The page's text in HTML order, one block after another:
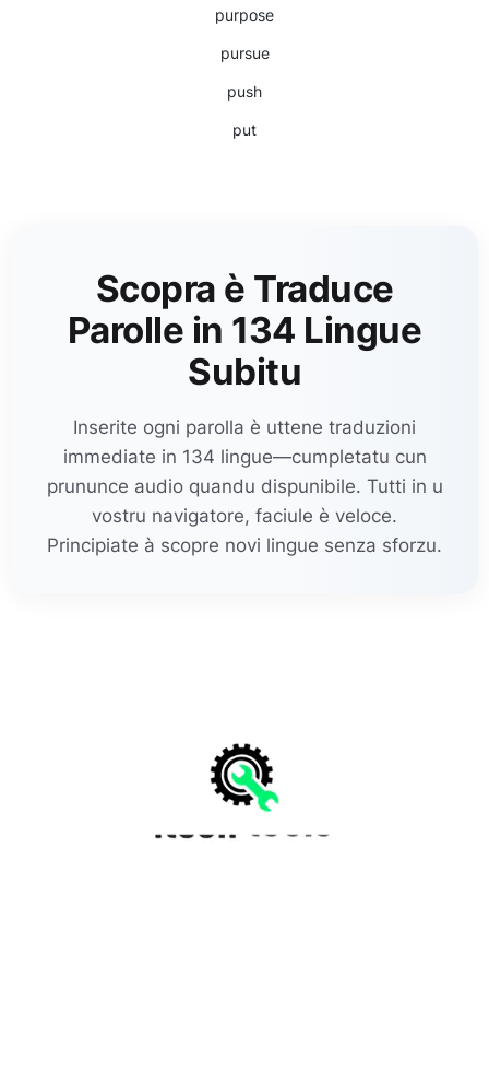
purpose
pursue
push
put
Scopra è Traduce
Parolle in 134 Lingue
Subitu
Inserite ogni parolla è uttene traduzioni
immediate in 134 lingue—cumpletatu cun
prununce audio quandu dispunibile. Tutti in u
vostru navigatore, faciule è veloce.
Principiate à scopre novi lingue senza sforzu.